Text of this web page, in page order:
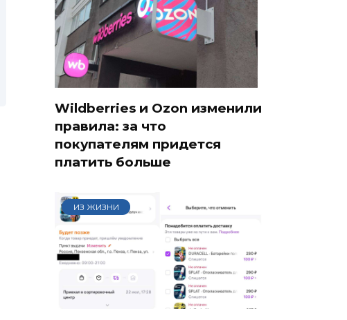
Wildberries и Ozon изменили
правила: за что
покупателям придется
платить больше
ИЗ ЖИЗНИ